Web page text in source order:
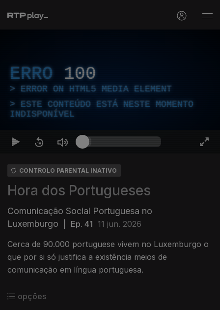
ERRO 100
ERROR ON HTML5 MEDIA ELEMENT
ESTE CONTEÚDO ESTÁ NESTE MOMENTO
INDISPONÍVEL
CONTROLO PARENTAL INATIVO
Hora dos Portugueses
Comunicação Social Portuguesa no
Luxemburgo
Ep. 41 11 jun. 2026
Cerca de 90.000 portuguese vivem no Luxemburgo o
que por si só justifica a existência meios de
comunicação em língua portuguesa.
opções